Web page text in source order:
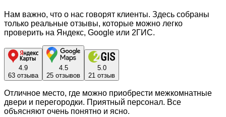
Нам важно, что о нас говорят клиенты. Здесь собраны
только реальные отзывы, которые можно легко
проверить на Яндекс, Google или 2ГИС.
4.9
63 отзыва
4.5
25 отзывов
5.0
21 отзыв
Отличное место, где можно приобрести межкомнатные
двери и перегородки. Приятный персонал. Все
объясняют очень понятно и ясно.